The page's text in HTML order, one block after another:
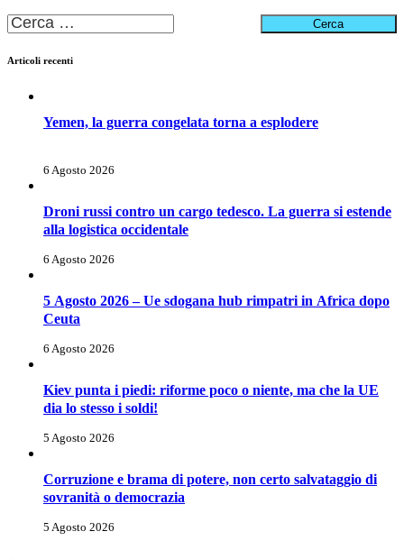
Ricerca
per:
Articoli recenti
Yemen, la guerra congelata torna a esplodere
6 Agosto 2026
Droni russi contro un cargo tedesco. La guerra si estende
alla logistica occidentale
6 Agosto 2026
5 Agosto 2026 – Ue sdogana hub rimpatri in Africa dopo
Ceuta
6 Agosto 2026
Kiev punta i piedi: riforme poco o niente, ma che la UE
dia lo stesso i soldi!
5 Agosto 2026
Corruzione e brama di potere, non certo salvataggio di
sovranità o democrazia
5 Agosto 2026